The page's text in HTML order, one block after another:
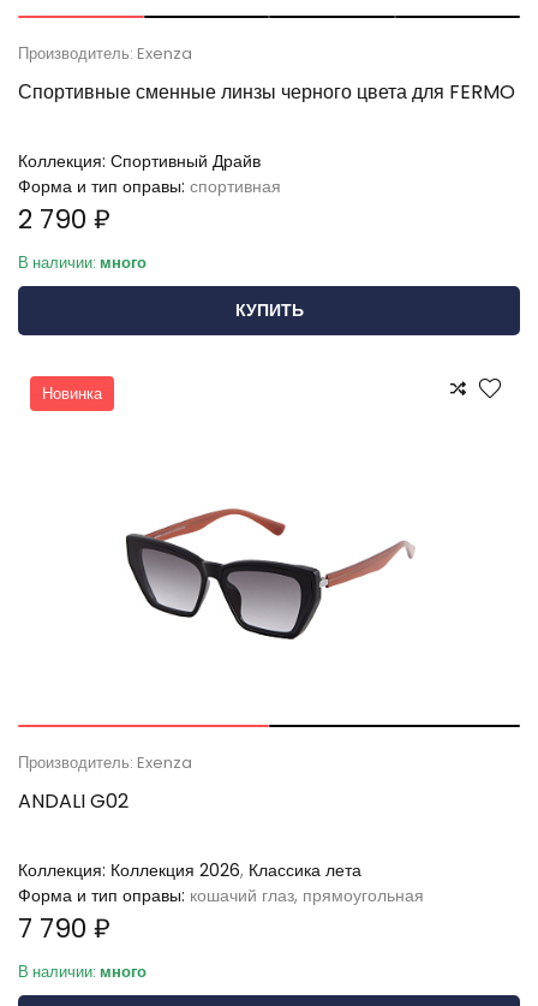
Производитель: Exenza
Спортивные сменные линзы черного цвета для FERMO
Коллекция: Спортивный Драйв
Форма и тип оправы: спортивная
2 790 ₽
В наличии: много
КУПИТЬ
Новинка
Производитель: Exenza
ANDALI G02
Коллекция: Коллекция 2026, Классика лета
Форма и тип оправы: кошачий глаз, прямоугольная
7 790 ₽
В наличии: много